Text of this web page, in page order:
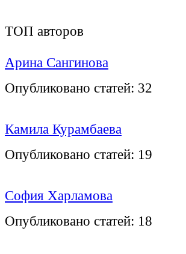
ТОП авторов
Арина Сангинова
Опубликовано статей: 32
Камила Курамбаева
Опубликовано статей: 19
София Харламова
Опубликовано статей: 18